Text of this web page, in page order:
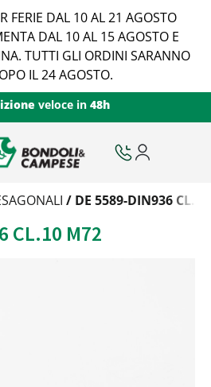
FERIE DAL 10 AL 21 AGOSTO
DAL 10 AL 15 AGOSTO E
TUTTI GLI ORDINI SARANNO
IL 24 AGOSTO.
veloce in 48h
/ DE 5589-DIN936
CL.10 M72